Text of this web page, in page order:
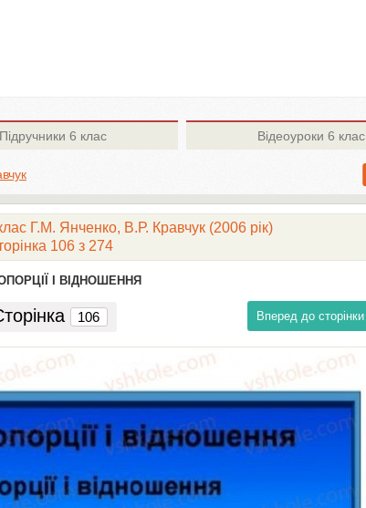
Підручники 6 клас Відеоуроки 6 клас
Г.М. Янченко, В.Р. Кравчук (2006 рік)
106 з 274
І ВІДНОШЕННЯ
Вперед до сторінки